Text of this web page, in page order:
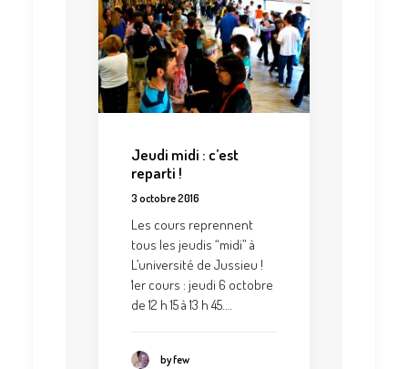
Jeudi midi : c’est
reparti !
3 octobre 2016
Les cours reprennent
tous les jeudis “midi” à
L’université de Jussieu !
1er cours : jeudi 6 octobre
de 12 h 15 à 13 h 45.…
by few